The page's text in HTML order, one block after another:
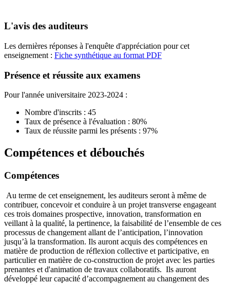
L'avis des auditeurs
Les dernières réponses à l'enquête d'appréciation pour cet
enseignement : Fiche synthétique au format PDF
Présence et réussite aux examens
Pour l'année universitaire 2023-2024 :
Nombre d'inscrits : 45
Taux de présence à l'évaluation : 80%
Taux de réussite parmi les présents : 97%
Compétences et débouchés
Compétences
Au terme de cet enseignement, les auditeurs seront à même de
contribuer, concevoir et conduire à un projet transverse engageant
ces trois domaines prospective, innovation, transformation en
veillant à la qualité, la pertinence, la faisabilité de l’ensemble de ces
processus de changement allant de l’anticipation, l’innovation
jusqu’à la transformation. Ils auront acquis des compétences en
matière de production de réflexion collective et participative, en
particulier en matière de co-construction de projet avec les parties
prenantes et d'animation de travaux collaboratifs. Ils auront
développé leur capacité d’accompagnement au changement des